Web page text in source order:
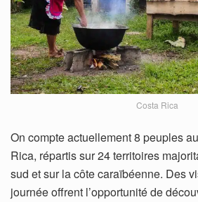
Costa Rica
On compte actuellement 8 peuples
Rica, répartis sur 24 territoires
sud et sur la côte caraïbéenne. Des
journée offrent l’opportunité de